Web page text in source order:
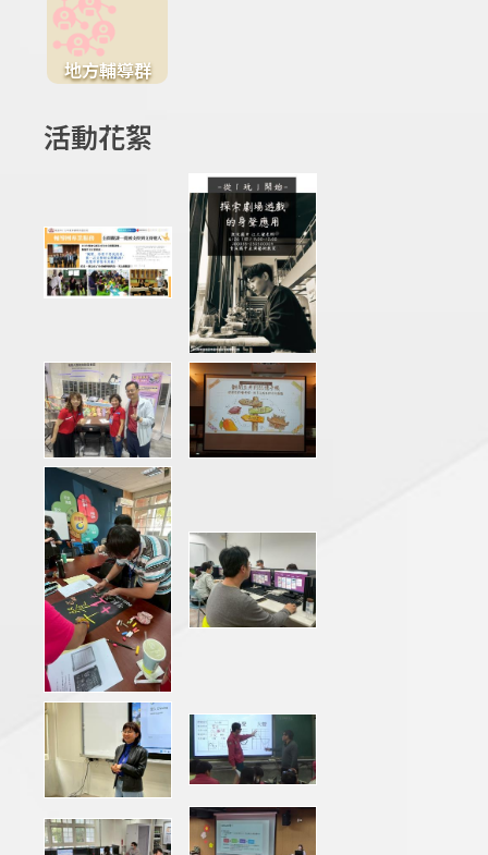
地方輔導群
活動花絮